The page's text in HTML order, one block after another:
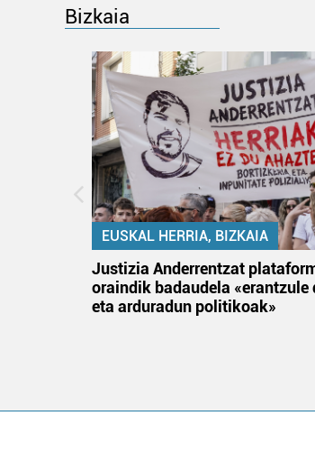
Bizkaia
EUSKAL HERRIA, BIZKAIA
Justizia Anderrentzat
oraindik badaudela «erantzule
eta arduradun politikoak»